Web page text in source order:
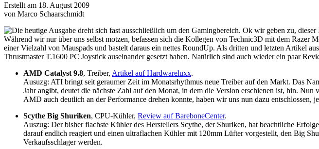
Erstellt am 18. August 2009
von Marco Schaarschmidt
Die heutige Ausgabe dreht sich fast ausschließlich um den Gamingbereich. Ok wir geben zu,
Während wir nur über uns selbst motzen, befassen sich die Kollegen von Technic3D mit dem Razer
einer Vielzahl von Mauspads und bastelt daraus ein nettes RoundUp. Als dritten und letzten Artikel
Thrustmaster T.1600 PC Joystick auseinander gesetzt haben. Natürlich sind auch wieder ein paar
AMD Catalyst 9.8, Treiber, Artikel auf Hardwareluxx.
Ausuzg: ATI bringt seit geraumer Zeit im Monatsrhythmus neue Treiber auf den Markt. Das
Jahr angibt, deutet die nächste Zahl auf den Monat, in dem die Version erschienen ist, hin.
AMD auch deutlich an der Performance drehen konnte, haben wir uns nun dazu
Scythe Big Shuriken, CPU-Kühler, Review auf BareboneCenter.
Auszug: Der bisher flachste Kühler des Herstellers Scythe, der Shuriken, hat beachtliche
darauf endlich reagiert und einen ultraflachen Kühler mit 120mm Lüfter vorgestellt, den Big
Verkaufsschlager werden.